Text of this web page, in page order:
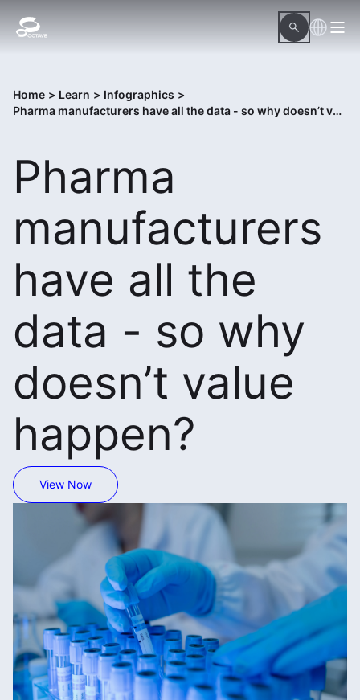
Home > Learn > Infographics >
Pharma manufacturers have all the data - so why doesn’t value happen?
Pharma
manufacturers
have all the
data - so why
doesn’t value
happen?
View Now